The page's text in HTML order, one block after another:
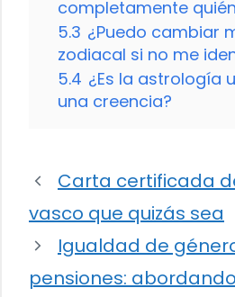
completamente
5.3 ¿Puedo cambiar
zodiacal si no me
5.4 ¿Es la astrología
una creencia?
Carta certificada
vasco que quizás sea
Igualdad de
pensiones: